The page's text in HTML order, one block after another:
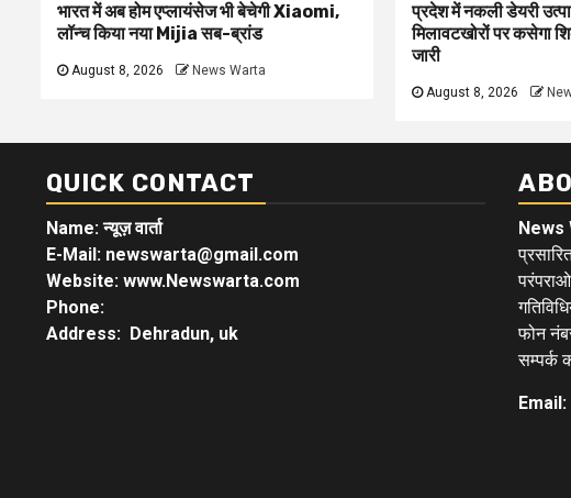
भारत में अब होम एप्लायंसेज भी बेचेगी Xiaomi,
लॉन्च किया नया Mijia सब-ब्रांड
August 8, 2026 News Warta
प्रदेश में नकली डेयरी
मिलावटखोरों पर कसेगा
जारी
August 8, 2026
QUICK CONTACT
Name: न्यूज़ वार्ता
E-Mail: newswarta@gmail.com
Website: www.Newswarta.com
Phone:
Address: Dehradun, uk
News
फोन
सम्पर्क